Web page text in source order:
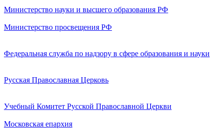
Министерство науки и высшего образования РФ
Министерство просвещения РФ
Федеральная служба по надзору в сфере образования и науки
Русская Православная Церковь
Учебный Комитет Русской Православной Церкви
Московская епархия